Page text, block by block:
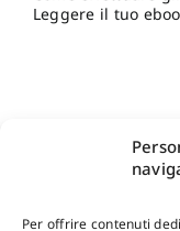
Per offrire contenuti
Leggere il tuo